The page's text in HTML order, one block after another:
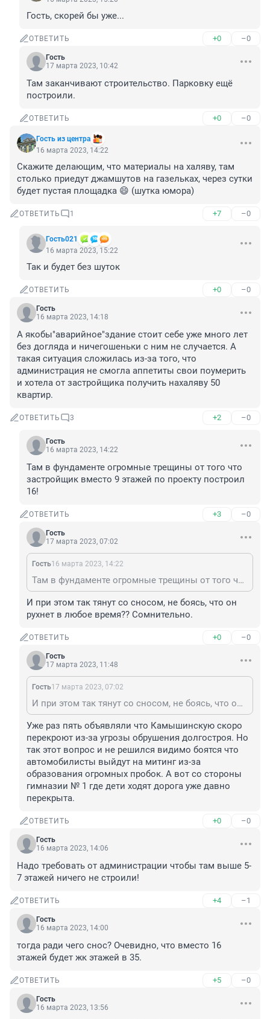
Гость, скорей бы уже...
ОТВЕТИТЬ +0 –0
Гость
17 марта 2023, 10:42
Там заканчивают строительство. Парковку ещё
построили.
ОТВЕТИТЬ +0 –0
Гость из центра
16 марта 2023, 14:22
Скажите делающим, что материалы на халяву, там
столько приедут джамшутов на газельках, через сутки
будет пустая площадка 😄 (шутка юмора)
ОТВЕТИТЬ 1 +7 –0
Гость021
16 марта 2023, 15:22
Так и будет без шуток
ОТВЕТИТЬ +0 –0
Гость
16 марта 2023, 14:18
А якобы"аварийное"здание стоит себе уже много лет
без догляда и ничегошеньки с ним не случается. А
такая ситуация сложилась из-за того, что
администрация не смогла аппетиты свои поумерить
и хотела от застройщика получить нахаляву 50
квартир.
ОТВЕТИТЬ 3 +2 –0
Гость
16 марта 2023, 14:22
Там в фундаменте огромные трещины от того что
застройщик вместо 9 этажей по проекту построил
16!
ОТВЕТИТЬ +3 –0
Гость
17 марта 2023, 07:02
Гость16 марта 2023, 14:22
Там в фундаменте огромные трещины от того что застройщик вместо 9 этажей по проекту построил 16!
И при этом так тянут со сносом, не боясь, что он
рухнет в любое время?? Сомнительно.
ОТВЕТИТЬ +0 –0
Гость
17 марта 2023, 11:48
Гость17 марта 2023, 07:02
И при этом так тянут со сносом, не боясь, что он рухнет в любое время?? Сомнительно.
Уже раз пять объявляли что Камышинскую скоро
перекроют из-за угрозы обрушения долгостроя. Но
так этот вопрос и не решился видимо боятся что
автомобилисты выйдут на митинг из-за
образования огромных пробок. А вот со стороны
гимназии № 1 где дети ходят дорога уже давно
перекрыта.
ОТВЕТИТЬ +0 –0
Гость
16 марта 2023, 14:06
Надо требовать от администрации чтобы там выше 5-
7 этажей ничего не строили!
ОТВЕТИТЬ +4 –1
Гость
16 марта 2023, 14:00
тогда ради чего снос? Очевидно, что вместо 16
этажей будет жк этажей в 35.
ОТВЕТИТЬ +5 –0
Гость
16 марта 2023, 13:56